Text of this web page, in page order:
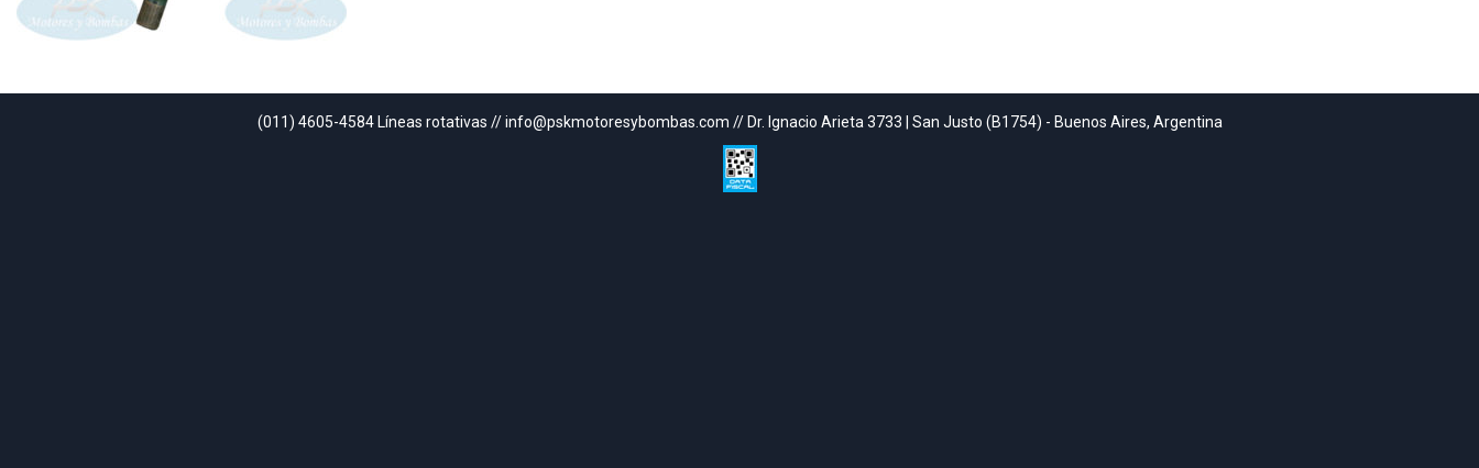
(011) 4605-4584 Líneas rotativas // info@pskmotoresybombas.com // Dr. Ignacio Arieta 3733 | San Justo (B1754) - Buenos Aires, Argentina